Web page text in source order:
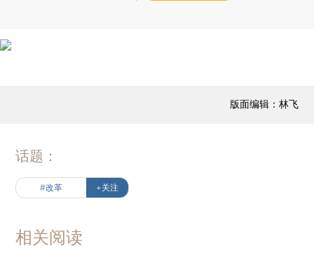
版面编辑：林飞
话题：
#改革 +关注
相关阅读